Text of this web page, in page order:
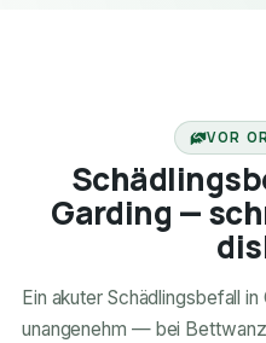
VOR
Garding —
Ein akuter Schädlingsbefall
unangenehm — bei